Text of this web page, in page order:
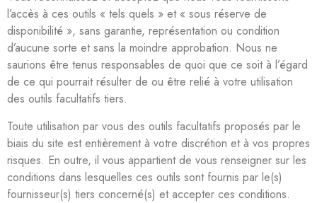
l’accès à ces outils « tels quels » et « sous réserve de
disponibilité », sans garantie, représentation ou condition
d’aucune sorte et sans la moindre approbation. Nous ne
saurions être tenus responsables de quoi que ce soit à l’égard
de ce qui pourrait résulter de ou être relié à votre utilisation
des outils facultatifs tiers.
Toute utilisation par vous des outils facultatifs proposés par le
biais du site est entièrement à votre discrétion et à vos propres
risques. En outre, il vous appartient de vous renseigner sur les
conditions dans lesquelles ces outils sont fournis par le(s)
fournisseur(s) tiers concerné(s) et accepter ces conditions.